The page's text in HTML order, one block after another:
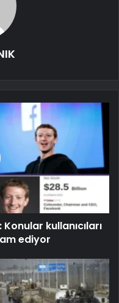
kullanıcıları
ediyor